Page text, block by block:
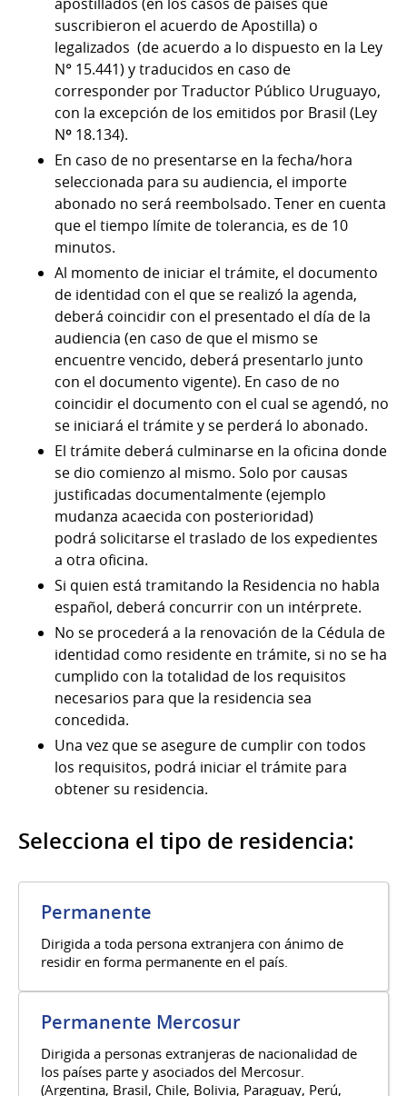
suscribieron el acuerdo de Apostilla) o
legalizados (de acuerdo a lo dispuesto en la Ley
N° 15.441) y traducidos en caso de
corresponder por Traductor Público Uruguayo,
con la excepción de los emitidos por Brasil (Ley
Nº 18.134).
En caso de no presentarse en la fecha/hora
seleccionada para su audiencia, el importe
abonado no será reembolsado. Tener en cuenta
que el tiempo límite de tolerancia, es de 10
minutos.
Al momento de iniciar el trámite, el documento
de identidad con el que se realizó la agenda,
deberá coincidir con el presentado el día de la
audiencia (en caso de que el mismo se
encuentre vencido, deberá presentarlo junto
con el documento vigente). En caso de no
coincidir el documento con el cual se agendó, no
se iniciará el trámite y se perderá lo abonado.
El trámite deberá culminarse en la oficina donde
se dio comienzo al mismo. Solo por causas
justificadas documentalmente (ejemplo
mudanza acaecida con posterioridad)
podrá solicitarse el traslado de los expedientes
a otra oficina.
Si quien está tramitando la Residencia no habla
español, deberá concurrir con un intérprete.
No se procederá a la renovación de la Cédula de
identidad como residente en trámite, si no se ha
cumplido con la totalidad de los requisitos
necesarios para que la residencia sea
concedida.
Una vez que se asegure de cumplir con todos
los requisitos, podrá iniciar el trámite para
obtener su residencia.
Selecciona el tipo de residencia:
Permanente
Dirigida a toda persona extranjera con ánimo de
residir en forma permanente en el país.
Permanente Mercosur
Dirigida a personas extranjeras de nacionalidad de
los países parte y asociados del Mercosur.
(Argentina, Brasil, Chile, Bolivia, Paraguay, Perú,